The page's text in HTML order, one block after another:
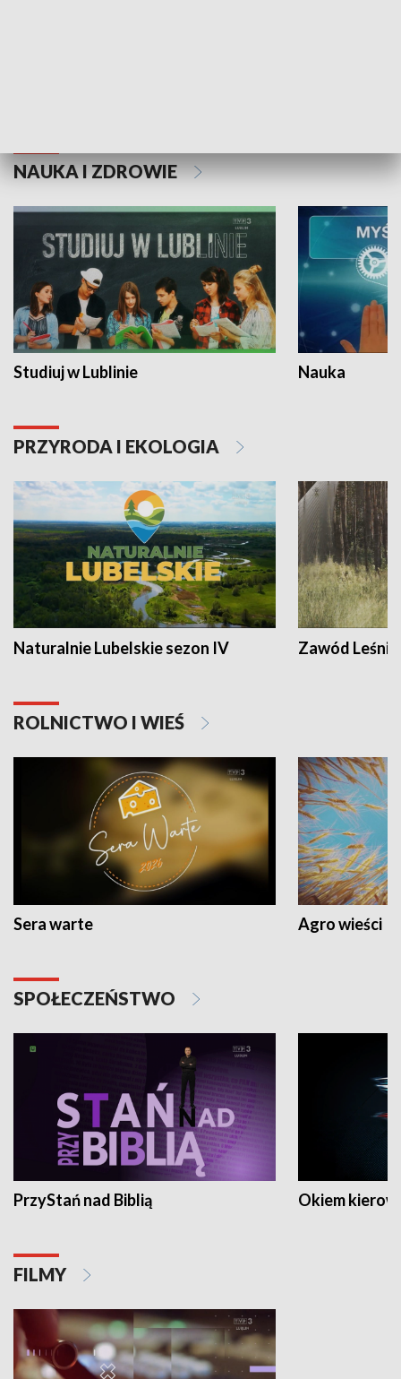
NAUKA I ZDROWIE
Studiuj w Lublinie Nauka
PRZYRODA I EKOLOGIA
Naturalnie Lubelskie sezon IV Zawód Leśnik
ROLNICTWO I WIEŚ
Sera warte Agro wieści
SPOŁECZEŃSTWO
PrzyStań nad Biblią Okiem
FILMY